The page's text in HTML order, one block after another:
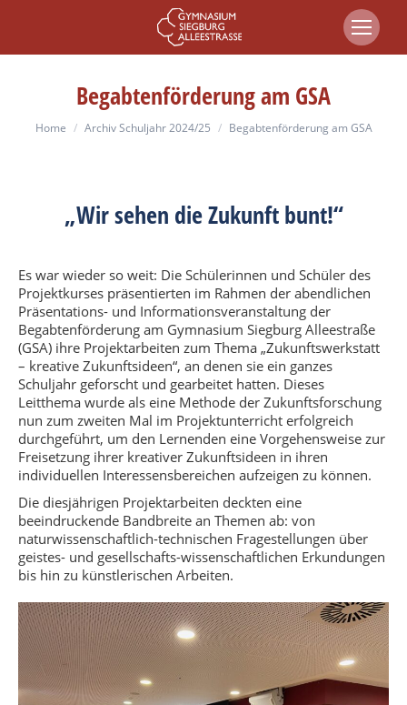
Begabtenförderung am GSA
You are here:
Home Archiv Schuljahr 2024/25 Begabtenförderung am GSA
„Wir sehen die Zukunft bunt!“
Es war wieder so weit: Die Schülerinnen und Schüler des
Projektkurses präsentierten im Rahmen der abendlichen
Präsentations- und Informationsveranstaltung der
Begabtenförderung am Gymnasium Siegburg Alleestraße
(GSA) ihre Projektarbeiten zum Thema „Zukunftswerkstatt
– kreative Zukunftsideen“, an denen sie ein ganzes
Schuljahr geforscht und gearbeitet hatten. Dieses
Leitthema wurde als eine Methode der Zukunftsforschung
nun zum zweiten Mal im Projektunterricht erfolgreich
durchgeführt, um den Lernenden eine Vorgehensweise zur
Freisetzung ihrer kreativer Zukunftsideen in ihren
individuellen Interessensbereichen aufzeigen zu können.
Die diesjährigen Projektarbeiten deckten eine
beeindruckende Bandbreite an Themen ab: von
naturwissenschaftlich-technischen Fragestellungen über
geistes- und gesellschafts-wissenschaftlichen Erkundungen
bis hin zu künstlerischen Arbeiten.